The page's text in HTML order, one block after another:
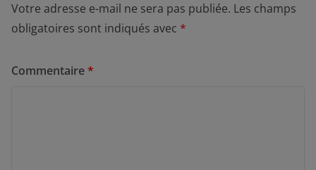
Votre adresse e-mail ne sera pas publiée. Les champs
obligatoires sont indiqués avec *
Commentaire*